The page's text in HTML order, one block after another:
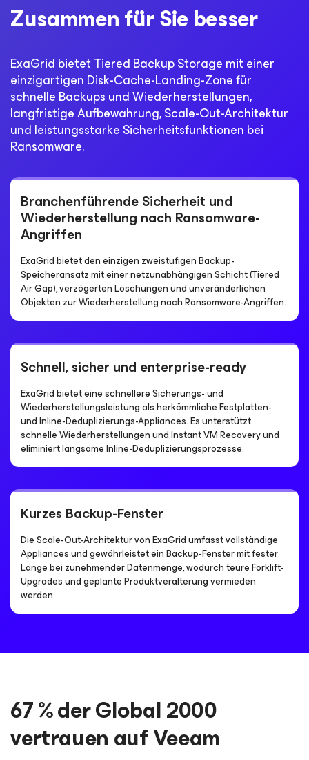
Zusammen für Sie besser
ExaGrid bietet Tiered Backup Storage mit einer
einzigartigen Disk-Cache-Landing-Zone für
schnelle Backups und Wiederherstellungen,
langfristige Aufbewahrung, Scale-Out-Architektur
und leistungsstarke Sicherheitsfunktionen bei
Ransomware.
Branchenführende Sicherheit und
Wiederherstellung nach Ransomware-
Angriffen
ExaGrid bietet den einzigen zweistufigen Backup-
Speicheransatz mit einer netzunabhängigen Schicht (Tiered
Air Gap), verzögerten Löschungen und unveränderlichen
Objekten zur Wiederherstellung nach Ransomware-Angriffen.
Schnell, sicher und enterprise-ready
ExaGrid bietet eine schnellere Sicherungs- und
Wiederherstellungsleistung als herkömmliche Festplatten-
und Inline-Deduplizierungs-Appliances. Es unterstützt
schnelle Wiederherstellungen und Instant VM Recovery und
eliminiert langsame Inline-Deduplizierungsprozesse.
Kurzes Backup-Fenster
Die Scale-Out-Architektur von ExaGrid umfasst vollständige
Appliances und gewährleistet ein Backup-Fenster mit fester
Länge bei zunehmender Datenmenge, wodurch teure Forklift-
Upgrades und geplante Produktveralterung vermieden
werden.
67 % der Global 2000
vertrauen auf Veeam